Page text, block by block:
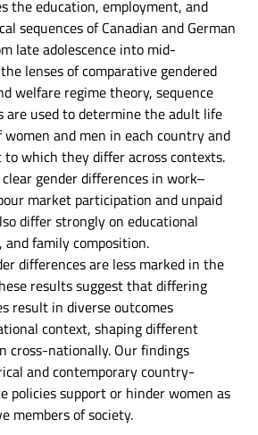
the education, employment, and
sequences of Canadian and German
late adolescence into mid-
lenses of comparative gendered
welfare regime theory, sequence
are used to determine the adult life
women and men in each country and
which they differ across contexts.
gender differences in work–
market participation and unpaid
differ strongly on educational
family composition.
differences are less marked in the
results suggest that differing
result in diverse outcomes
context, shaping different
cross-nationally. Our findings
and contemporary country-
policies support or hinder women as
members of society.